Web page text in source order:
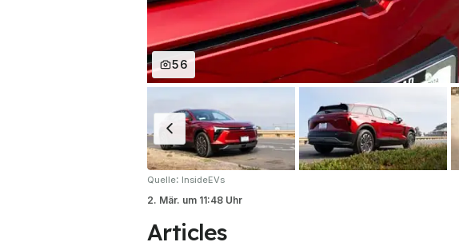
56
Quelle: InsideEVs
2. Mär. um 11:48 Uhr
Articles